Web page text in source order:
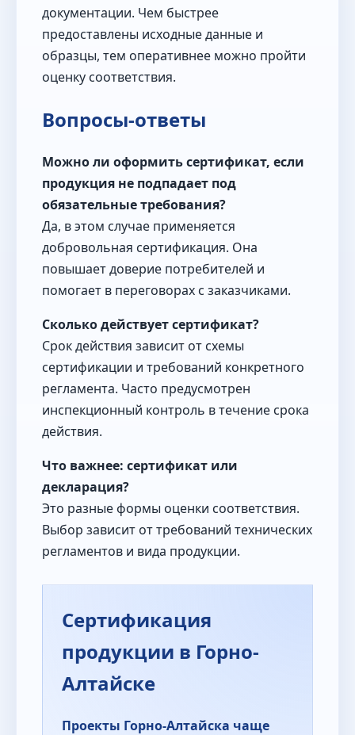
документации. Чем быстрее
предоставлены исходные данные и
образцы, тем оперативнее можно пройти
оценку соответствия.
Вопросы-ответы
Можно ли оформить сертификат, если
продукция не подпадает под
обязательные требования?
Да, в этом случае применяется
добровольная сертификация. Она
повышает доверие потребителей и
помогает в переговорах с заказчиками.
Сколько действует сертификат?
Срок действия зависит от схемы
сертификации и требований конкретного
регламента. Часто предусмотрен
инспекционный контроль в течение срока
действия.
Что важнее: сертификат или
декларация?
Это разные формы оценки соответствия.
Выбор зависит от требований технических
регламентов и вида продукции.
Сертификация
продукции в Горно-
Алтайске
Проекты Горно-Алтайска чаще